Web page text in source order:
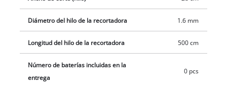
individualmente al tamaño del usuario. El cabezal motor
inclinable a 3 niveles es giratorio en 180º, de modo que
también se puedan trabajar superficies verticales y aristas de
césped de forma flexible y cómoda. Durante el uso, el
protector de flores protege las plantas y árboles de deterioros.
En el alcance del envío está contenida una bobina de hilo (5m)
con seguimiento de hilo totalmente automático. La entrega se
Diámetro del hilo de la recortadora 1.6 mm
Longitud del hilo de la recortadora 500 cm
Número de baterías incluidas en la
entrega
0 pcs